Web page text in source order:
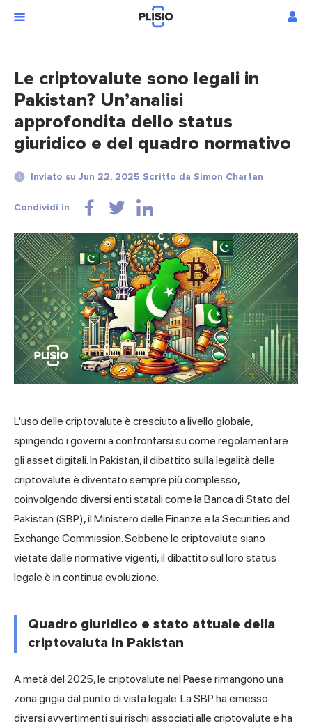
Le criptovalute sono legali in
Pakistan? Un’analisi
approfondita dello status
giuridico e del quadro normativo
Inviato su Jun 22, 2025 Scritto da Simon Chartan
Condividi in
L'uso delle criptovalute è cresciuto a livello globale,
spingendo i governi a confrontarsi su come regolamentare
gli asset digitali. In Pakistan, il dibattito sulla legalità delle
criptovalute è diventato sempre più complesso,
coinvolgendo diversi enti statali come la Banca di Stato del
Pakistan (SBP), il Ministero delle Finanze e la Securities and
Exchange Commission. Sebbene le criptovalute siano
vietate dalle normative vigenti, il dibattito sul loro status
legale è in continua evoluzione.
Quadro giuridico e stato attuale della
criptovaluta in Pakistan
A metà del 2025, le criptovalute nel Paese rimangono una
zona grigia dal punto di vista legale. La SBP ha emesso
diversi avvertimenti sui rischi associati alle criptovalute e ha